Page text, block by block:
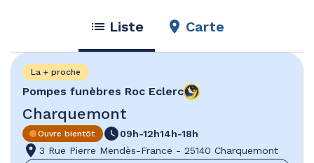
Liste Carte
Pompes funèbres Roc Eclerc
Charquemont
La + proche
Ouvre bientôt 09h-12h14h-18h
3 Rue Pierre Mendès-France - 25140 Charquemont